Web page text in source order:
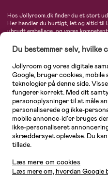
Hos Jollyroom.dk finder du et stort
Her handler du hurtigt, let og altid til
ubrudt emballage, og vores
barnevogne, autostole, børne- og
mødre, indretning og inspiration,
tilbyder produkter fra velkendte
Jogger, BabyBjörn, Didriksons,
Cybex, LEGO og mange flere. Kort
Du bestemmer selv, hvilke
Jollyroom og vores digitale
Google, bruger cookies,
teknologier på denne side.
fungerer korrekt. Med dit
personoplysninger til at måle
personaliserede og ikke-
mobile annonce-id'er bruges
ikke-personaliseret
skræddersyet oplevelse. Du
tillade.
Læs mere om cookies
Læs mere om, hvordan Google